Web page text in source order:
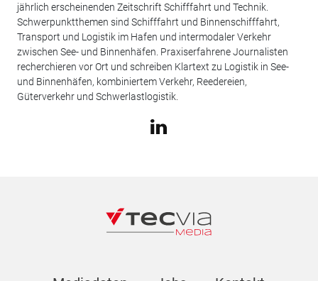
jährlich erscheinenden Zeitschrift Schifffahrt und Technik.
Schwerpunktthemen sind Schifffahrt und Binnenschifffahrt,
Transport und Logistik im Hafen und intermodaler Verkehr
zwischen See- und Binnenhäfen. Praxiserfahrene Journalisten
recherchieren vor Ort und schreiben Klartext zu Logistik in See-
und Binnenhäfen, kombiniertem Verkehr, Reedereien,
Güterverkehr und Schwerlastlogistik.